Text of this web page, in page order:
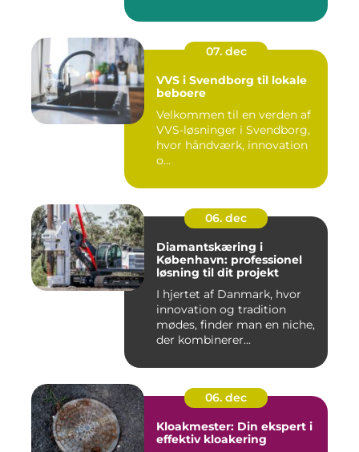
07. dec
VVS i Svendborg til lokale
beboere
Velkommen til en verden af
VVS-løsninger i Svendborg,
hvor håndværk, innovation
o...
06. dec
Diamantskæring i
København: professionel
løsning til dit projekt
I hjertet af Danmark, hvor
innovation og tradition
mødes, finder man en niche,
der kombinerer...
06. dec
Kloakmester: Din ekspert i
effektiv kloakering